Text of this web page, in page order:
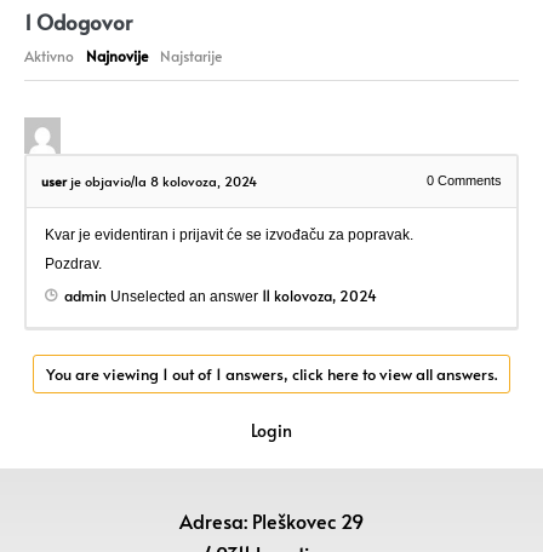
1 Odogovor
Aktivno Najnovije Najstarije
user je objavio/la 8 kolovoza, 2024 0 Comments
Kvar je evidentiran i prijavit će se izvođaču za popravak.
Pozdrav.
admin Unselected an answer 11 kolovoza, 2024
You are viewing 1 out of 1 answers, click here to view all answers.
Login
Adresa: Pleškovec 29